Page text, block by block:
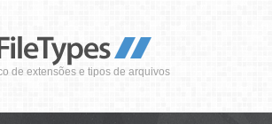
de extensões e tipos de arquivos